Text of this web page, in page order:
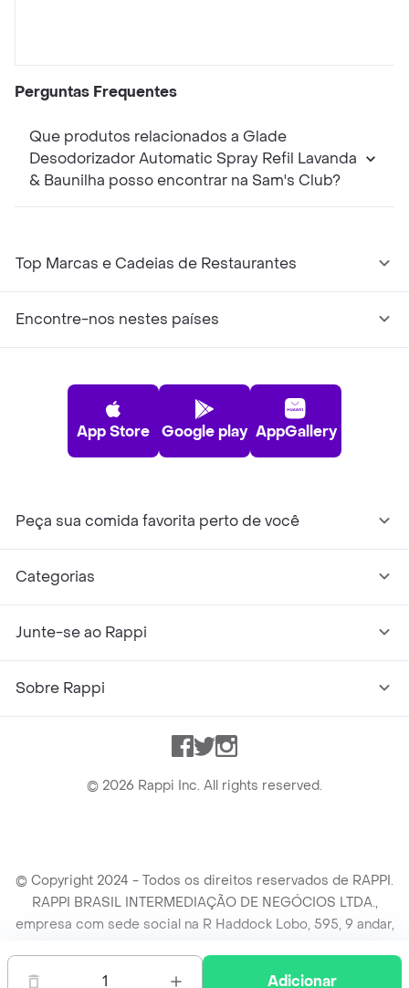
1 Adicionar
Perguntas Frequentes
Que produtos relacionados a Glade
Desodorizador Automatic Spray Refil Lavanda
& Baunilha posso encontrar na Sam's Club?
Top Marcas e Cadeias de Restaurantes
Encontre-nos nestes países
App Store Google play AppGallery
Peça sua comida favorita perto de você
Categorias
Junte-se ao Rappi
Sobre Rappi
Facebook
TwitterInstagram
© 2026 Rappi Inc. All rights reserved.
© Copyright 2024 - Todos os direitos reservados de RAPPI.
RAPPI BRASIL INTERMEDIAÇÃO DE NEGÓCIOS LTDA.,
empresa com sede social na R Haddock Lobo, 595, 9 andar,